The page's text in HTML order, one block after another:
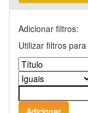
Adicionar filtros:
Utilizar filtros